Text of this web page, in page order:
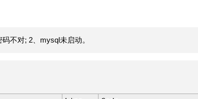
不对; 2、mysql未启动。